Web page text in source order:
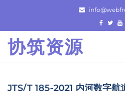
content
协筑资源
JTS/T 185-2021 内河数字航